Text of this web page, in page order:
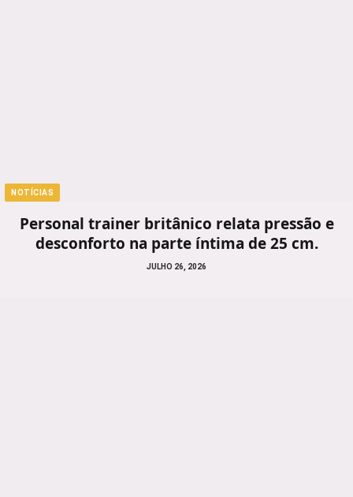
NOTÍCIAS
Personal trainer britânico relata pressão e
desconforto na parte íntima de 25 cm.
JULHO 26, 2026